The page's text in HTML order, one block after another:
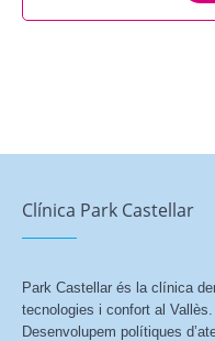
Clínica Park Castellar
Park Castellar és la clínica
tecnologies i confort al Vallès.
Desenvolupem polítiques